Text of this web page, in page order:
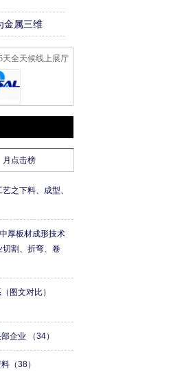
金属三维
天全天候线上展厅
月点击榜
之下料、成型、
厚板材成形技术
切割、折弯、卷
图文对比）
企业 （34）
料 （38）